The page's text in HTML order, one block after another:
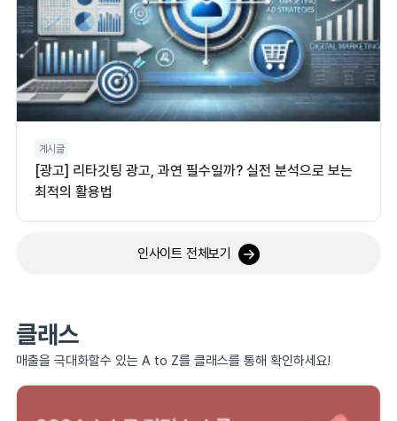
게시글
[광고] 리타깃팅 광고, 과연 필수일까? 실전 분석으로 보는
최적의 활용법
인사이트 전체보기
클래스
매출을 극대화할수 있는 A to Z를 클래스를 통해 확인하세요!